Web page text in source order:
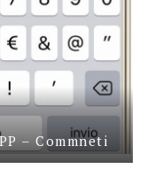
– Commneti